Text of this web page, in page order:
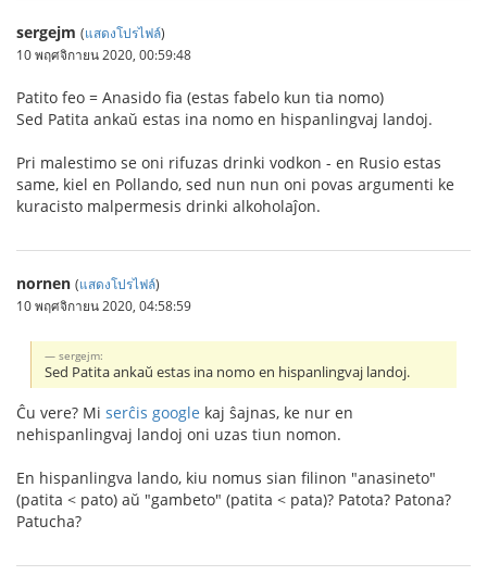
sergejm (แสดงโปรไฟล์)
10 พฤศจิกายน 2020, 00:59:48
Patito feo = Anasido fia (estas fabelo kun tia nomo)
Sed Patita ankaŭ estas ina nomo en hispanlingvaj landoj.
Pri malestimo se oni rifuzas drinki vodkon - en Rusio estas
same, kiel en Pollando, sed nun nun oni povas argumenti ke
kuracisto malpermesis drinki alkoholaĵon.
nornen (แสดงโปรไฟล์)
10 พฤศจิกายน 2020, 04:58:59
sergejm:
Sed Patita ankaŭ estas ina nomo en hispanlingvaj landoj.
Ĉu vere? Mi serĉis google kaj ŝajnas, ke nur en
nehispanlingvaj landoj oni uzas tiun nomon.
En hispanlingva lando, kiu nomus sian filinon "anasineto"
(patita < pato) aŭ "gambeto" (patita < pata)? Patota? Patona?
Patucha?